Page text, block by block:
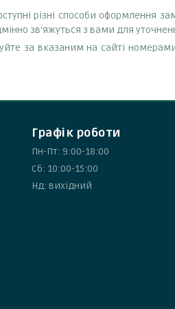
різні способи оформлення
зв'яжуться з вами для
за вказаним на сайті
Графік роботи
Пн-Пт: 9:00-18:00
Сб: 10:00-15:00
Нд: вихідний